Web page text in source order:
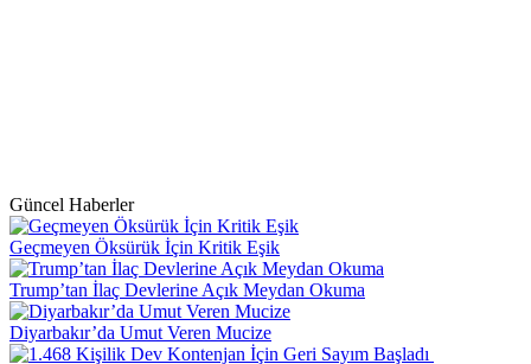
Güncel Haberler
Geçmeyen Öksürük İçin Kritik Eşik
Trump’tan İlaç Devlerine Açık Meydan Okuma
Diyarbakır’da Umut Veren Mucize